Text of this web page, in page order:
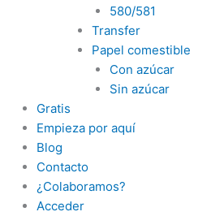
580/581
Transfer
Papel comestible
Con azúcar
Sin azúcar
Gratis
Empieza por aquí
Blog
Contacto
¿Colaboramos?
Acceder